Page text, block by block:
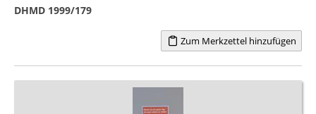
DHMD 1999/179
Zum Merkzettel hinzufügen